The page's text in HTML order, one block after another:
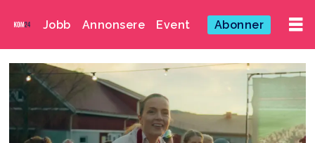
Jobb Annonsere Event Abonner